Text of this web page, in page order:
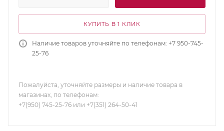
КУПИТЬ В 1 КЛИК
Наличие товаров уточняйте по телефонам: +7 950-745-
25-76
Пожалуйста, уточняйте размеры и наличие товара в
магазинах, по телефонам:
+7(950) 745-25-76 или +7(351) 264-50-41